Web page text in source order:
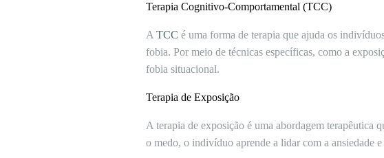
Terapia Cognitivo-Comportamental (TCC)
A TCC é uma forma de terapia que ajuda os
fobia. Por meio de técnicas específicas, como a
fobia situacional.
Terapia de Exposição
A terapia de exposição é uma abordagem terapêutica
o medo, o indivíduo aprende a lidar com a ansiedade